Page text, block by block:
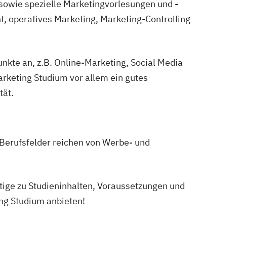
spezielle Marketingvorlesungen und -
operatives Marketing, Marketing-Controlling
an, z.B. Online-Marketing, Social Media
Studium vor allem ein gutes
reichen von Werbe- und
zu Studieninhalten, Voraussetzungen und
Studium anbieten!